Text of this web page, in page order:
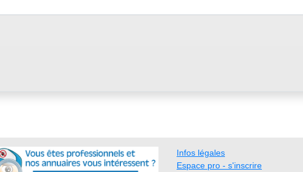
Infos légales
Espace pro - s'inscrire